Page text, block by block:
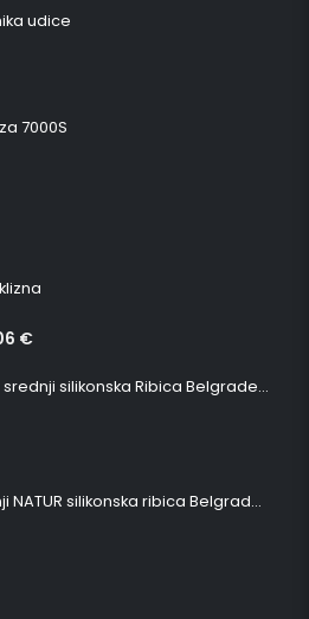
udice
7000S
€
Šetač HOLO srednji silikonska Ribica Belgrade Walker
5
Šetač srednji NATUR silikonska ribica Belgrade Walker